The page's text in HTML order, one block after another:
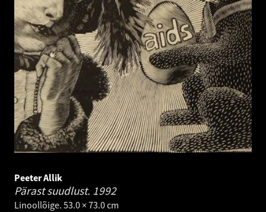
Peeter Allik
Pärast suudlust. 1992
Linoollõige. 53.0 × 73.0 cm